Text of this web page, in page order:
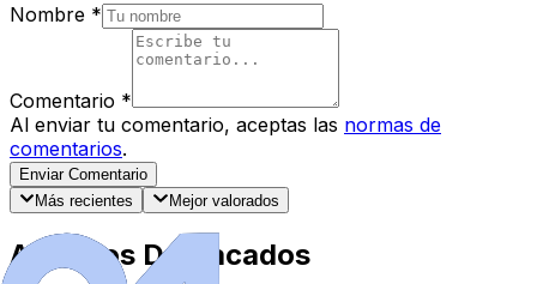
Nombre *
Comentario *
Al enviar tu comentario, aceptas las normas de
comentarios.
Enviar Comentario
Más recientes
Mejor valorados
Artículos Destacados